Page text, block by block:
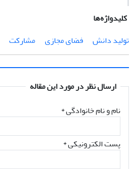
کلیدواژه‌ها
تولید دانش
فضای مجازی مشارکت
ارسال نظر در مورد این مقاله
نام و نام خانوادگی*
پست الکترونیکی*